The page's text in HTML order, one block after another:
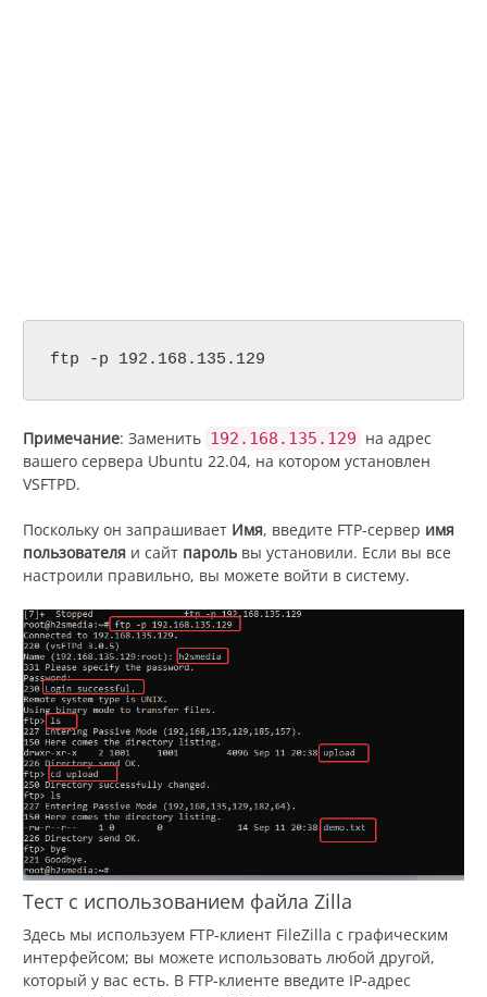
ftp -p 192.168.135.129
Примечание: Заменить 192.168.135.129 на адрес
вашего сервера Ubuntu 22.04, на котором установлен
VSFTPD.
Поскольку он запрашивает Имя, введите FTP-сервер имя
пользователя и сайт пароль вы установили. Если вы все
настроили правильно, вы можете войти в систему.
Тест с использованием файла Zilla
Здесь мы используем FTP-клиент FileZilla с графическим
интерфейсом; вы можете использовать любой другой,
который у вас есть. В FTP-клиенте введите IP-адрес